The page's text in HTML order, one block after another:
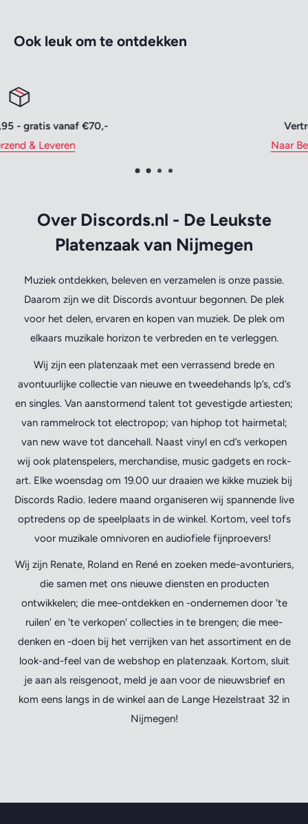
Ook leuk om te ontdekken
Over Discords.nl - De Leukste
Platenzaak van Nijmegen
Muziek ontdekken, beleven en verzamelen is onze passie.
Daarom zijn we dit Discords avontuur begonnen. De plek
voor het delen, ervaren en kopen van muziek. De plek om
elkaars muzikale horizon te verbreden en te verleggen.
Wij zijn een platenzaak met een verrassend brede en
avontuurlijke collectie van nieuwe en tweedehands lp’s, cd’s
en singles. Van aanstormend talent tot gevestigde artiesten;
van rammelrock tot electropop; van hiphop tot hairmetal;
van new wave tot dancehall. Naast vinyl en cd’s verkopen
wij ook platenspelers, merchandise, music gadgets en rock-
art. Elke woensdag om 19.00 uur draaien we kikke muziek bij
Discords Radio. Iedere maand organiseren wij spannende live
optredens op de speelplaats in de winkel. Kortom, veel tofs
voor muzikale omnivoren en audiofiele fijnproevers!
Wij zijn Renate, Roland en René en zoeken mede-avonturiers,
die samen met ons nieuwe diensten en producten
ontwikkelen; die mee-ontdekken en -ondernemen door 'te
ruilen' en 'te verkopen' collecties in te brengen; die mee-
denken en -doen bij het verrijken van het assortiment en de
look-and-feel van de webshop en platenzaak. Kortom, sluit
je aan als reisgenoot, meld je aan voor de nieuwsbrief en
kom eens langs in de winkel aan de Lange Hezelstraat 32 in
Nijmegen!